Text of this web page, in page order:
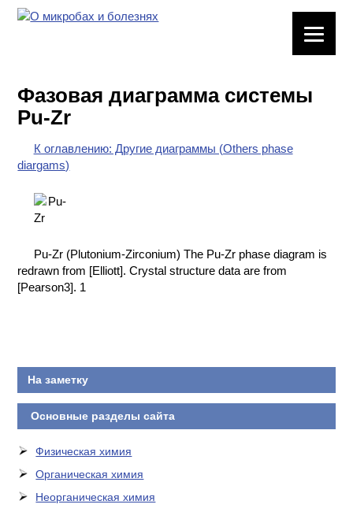
ХИМИЧЕСКАЯ
ПОСУДА
ВРЕДНЫЕ
ФАКТОРЫ
ХИМИЯ НА
КОНТАКТЫ
Фазовая диаграмма системы
Pu-Zr
К оглавлению: Другие диаграммы (Others phase
diargams)
Pu-Zr (Plutonium-Zirconium) The Pu-Zr phase diagram is
redrawn from [Elliott]. Crystal structure data are from
[Pearson3]. 1
На заметку
Основные разделы сайта
Физическая химия
Органическая химия
Неорганическая химия